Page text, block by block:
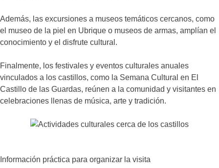
Además, las excursiones a museos temáticos cercanos, como
el museo de la piel en Ubrique o museos de armas, amplían el
conocimiento y el disfrute cultural.
Finalmente, los festivales y eventos culturales anuales
vinculados a los castillos, como la Semana Cultural en El
Castillo de las Guardas, reúnen a la comunidad y visitantes en
celebraciones llenas de música, arte y tradición.
Información práctica para organizar la visita